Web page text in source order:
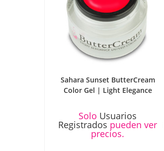
Sahara Sunset ButterCream
Color Gel | Light Elegance
Solo Usuarios
Registrados pueden ver
precios.